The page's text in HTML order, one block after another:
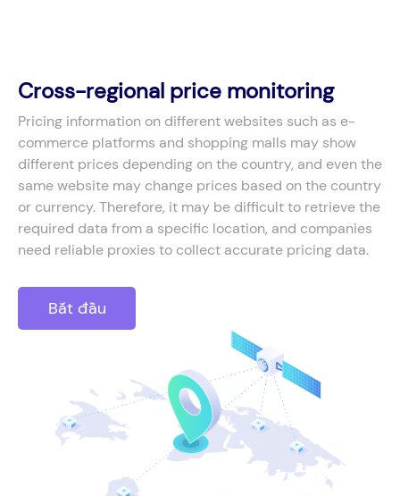
Cross-regional price monitoring
Pricing information on different websites such as e-
commerce platforms and shopping malls may show
different prices depending on the country, and even the
same website may change prices based on the country
or currency. Therefore, it may be difficult to retrieve the
required data from a specific location, and companies
need reliable proxies to collect accurate pricing data.
Bắt đầu